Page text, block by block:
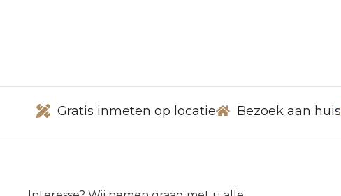
Gratis inmeten op locatie Bezoek aan huis